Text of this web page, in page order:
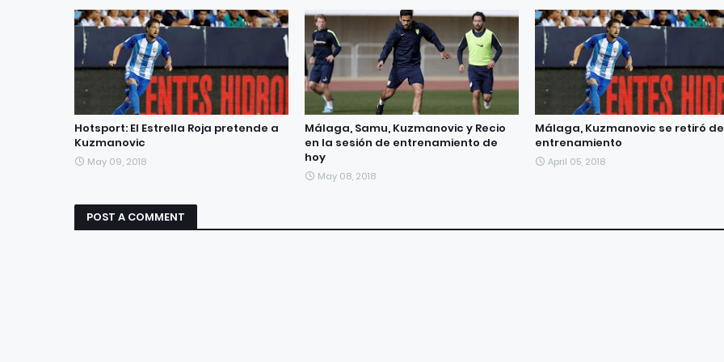
Hotsport: El Estrella Roja pretende a
Kuzmanovic
May 09, 2018
Málaga, Samu, Kuzmanovic y Recio
en la sesión de entrenamiento de
hoy
May 08, 2018
Málaga, Kuzmanovic se retiró
entrenamiento
April 05, 2018
POST A COMMENT